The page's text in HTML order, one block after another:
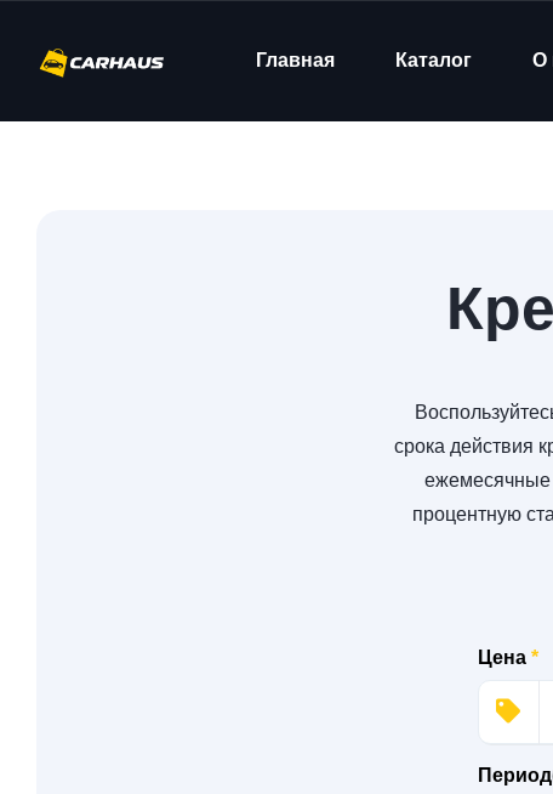
Главная Каталог О
срока действия
ежемесячные
процентную
Цена *